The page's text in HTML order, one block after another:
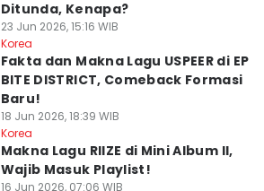
Ditunda, Kenapa?
23 Jun 2026, 15:16 WIB
Korea
Fakta dan Makna Lagu USPEER di EP
BITE DISTRICT, Comeback Formasi
Baru!
18 Jun 2026, 18:39 WIB
Korea
Makna Lagu RIIZE di Mini Album II,
Wajib Masuk Playlist!
16 Jun 2026, 07:06 WIB